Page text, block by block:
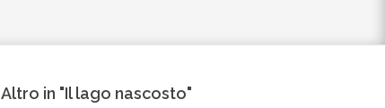
Altro in "Il lago nascosto"